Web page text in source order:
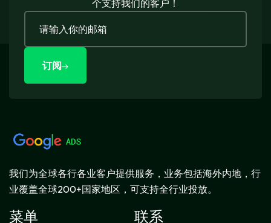
个支持我们的客户！
订阅
我们为全球各行各业客户提供服务，业务包括海外内地，行
业覆盖全球200+国家地区，可支持全行业投放。
菜单 联系